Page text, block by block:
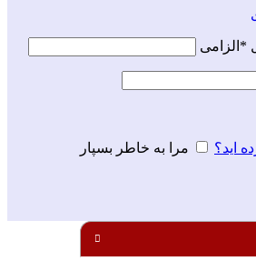
* الزامی
اید؟ مرا به خاطر بسپار